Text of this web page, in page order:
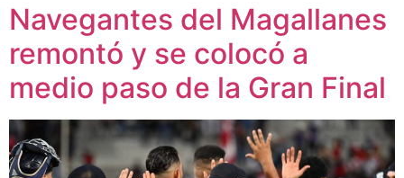
Navegantes del Magallanes
remontó y se colocó a
medio paso de la Gran Final